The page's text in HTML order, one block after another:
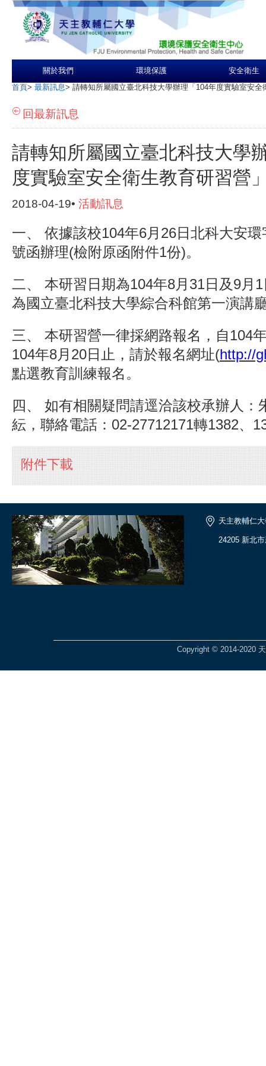
關於我們 環境保護 安全衛生
首頁> 最新訊息> 請轉知所屬國立臺北科技大學辦理「104年度實驗室安全
回最新訊息
請轉知所屬國立臺北科技大學
度實驗室安全衛生教育研習營
2018-04-19• 活動訊息
一、 依據該校104年6月26日北科大安
號函辦理(檢附原函附件1份)。
二、 本研習日期為104年8月31日及9月
為國立臺北科技大學綜合科館第一演講
三、 本研習營一律採網路報名，自104
104年8月20日止，請於報名網址(http://
點選教育訓練報名。
四、 如有相關疑問請逕洽該校承辦人：
紜，聯絡電話：02-27712171轉1382、
附件下載
天主教輔仁
24205 新北
Copyright © 2014-2020